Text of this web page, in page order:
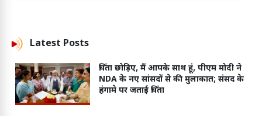
Latest Posts
चिंता छोड़िए, मैं आपके साथ हूं, पीएम मोदी ने
NDA के नए सांसदों से की मुलाकात; संसद के
हंगामे पर जताई चिंता